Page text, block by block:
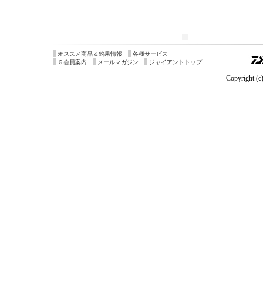
オススメ商品＆釣果情報
各種サービス
Ｇ会員案内
メールマガジン ジャイアントトップ
Copyright